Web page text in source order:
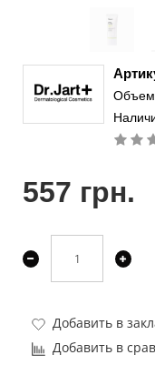
557 грн.
Добавить в
Добавить в